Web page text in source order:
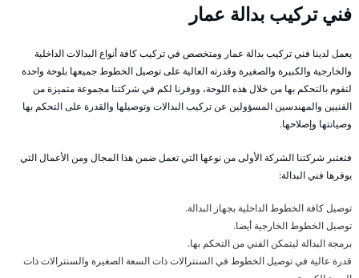
فني تركيب بدالة عمار
يعمل لدينا فني تركيب بدالة عمار ومتخصص في تركيب كافة أنواع البدالات الداخلية
والخارجية والكبيرة والصغيرة وقدرته العالية على توصيل الخطوط جميعها بلوحة واحدة
لتقوم بالتحكم بها من خلال هذه اللوحة، ووفرنا لكم في شركتنا مجموعة متميزة من
الفنيين والمهندسين المسؤولين عن تركيب البدالات وتوصيلها والقدرة على التحكم بها
وصيانتها وإصلاحها.
فتعتبر شركتنا الشركة الأولى من نوعها التي تعمل ضمن هذا المجال ومن الأعمال التي
يوفرها فني البدالة:
توصيل كافة الخطوط الداخلية بجهاز البدالة.
توصيل الخطوط الخارجية أيضا.
برمجة البدالة ليتمكن الفني من التحكم بها.
قدرة عالية في توصيل الخطوط في السنترالات ذات السعة الصغيرة والسنترالات ذات